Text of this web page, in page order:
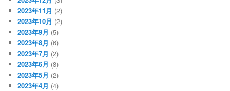
2023年11月 (2)
2023年10月 (2)
2023年9月 (5)
2023年8月 (6)
2023年7月 (2)
2023年6月 (8)
2023年5月 (2)
2023年4月 (4)